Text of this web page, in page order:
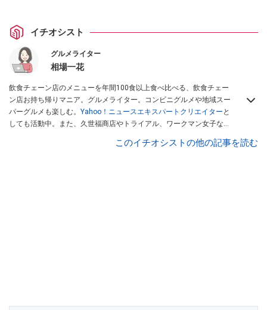
イチオシスト
グルメライター
相場一花
飲食チェーン店のメニューを年間100食以上食べ比べる、飲食チェー
ン店お持ち帰りマニア。グルメライター。コンビニグルメや地域スー
パーグルメも楽しむ。 Yahoo！ニュースエキスパートクリエイター と
しても活動中。また、久世福商店やトライアル、ワークマン女子など
、集英社「週刊プレイボーイ」、宝島
このイチオシストの他の記事を読む